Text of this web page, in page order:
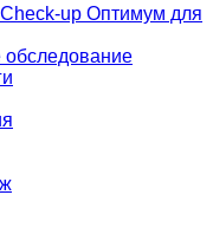
up Оптимум для
обследование